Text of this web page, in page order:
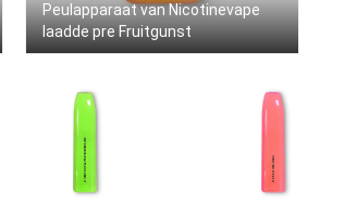
Peulapparaat van Nicotinevape
laadde pre Fruitgunst